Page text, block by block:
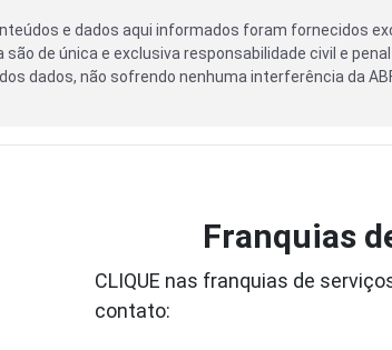
e dados aqui informados foram fornecidos
são de única e exclusiva responsabilidade civil e
dados, não sofrendo nenhuma interferência da
Franquias
CLIQUE nas franquias de
contato: